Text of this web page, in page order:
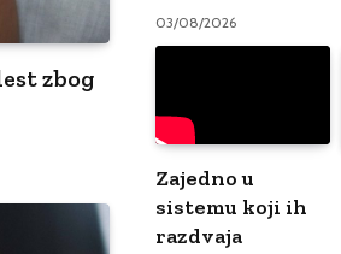
zbog
03/08/2026
Zajedno u
sistemu koji ih
razdvaja